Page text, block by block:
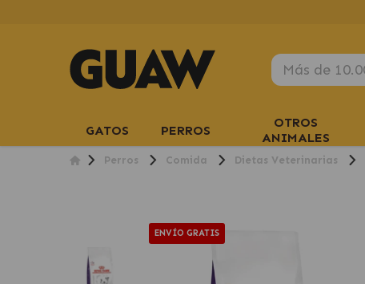
GATOS PERROS
OTROS
ANIMALES
Perros Comida Dietas Veterinarias
ENVÍO GRATIS